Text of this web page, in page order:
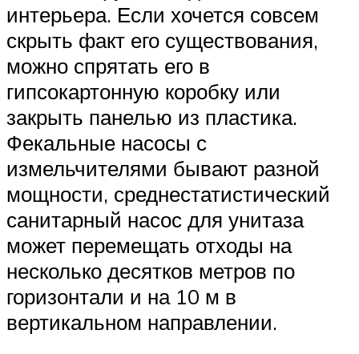
интерьера. Если хочется совсем
скрыть факт его существования,
можно спрятать его в
гипсокартонную коробку или
закрыть панелью из пластика.
Фекальные насосы с
измельчителями бывают разной
мощности, среднестатистический
санитарный насос для унитаза
может перемещать отходы на
несколько десятков метров по
горизонтали и на 10 м в
вертикальном направлении.